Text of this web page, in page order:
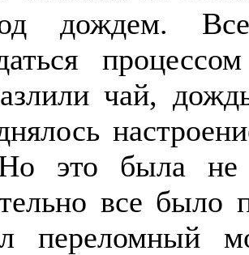
дождем. Все
чай,
это была не
все
переломный